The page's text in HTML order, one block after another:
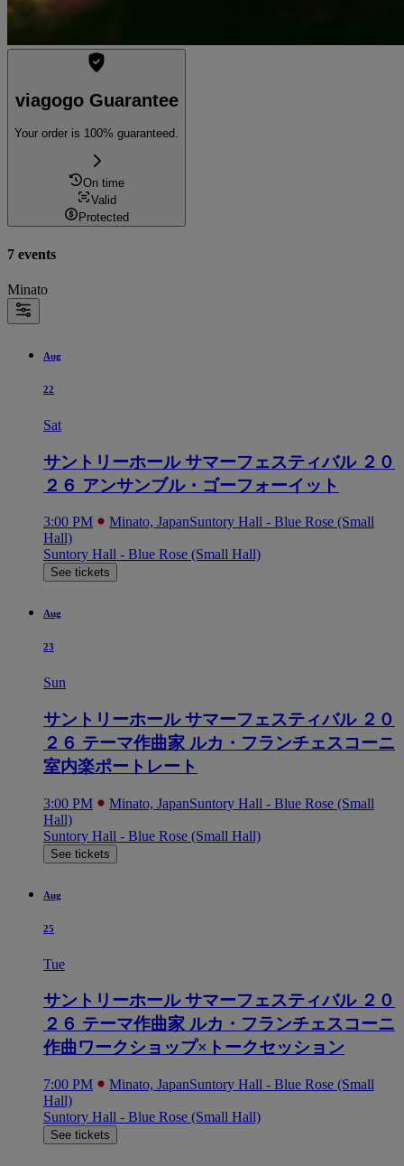
viagogo Guarantee
Your order is 100% guaranteed.
On time
Valid
Protected
7 events
Minato
Aug
22
Sat
サントリーホール サマーフェスティバル ２０
２６ アンサンブル・ゴーフォーイット
3:00 PM Minato, JapanSuntory Hall - Blue Rose (Small
Hall)
Suntory Hall - Blue Rose (Small Hall)
See tickets
Aug
23
Sun
サントリーホール サマーフェスティバル ２０
２６ テーマ作曲家 ルカ・フランチェスコーニ
室内楽ポートレート
3:00 PM Minato, JapanSuntory Hall - Blue Rose (Small
Hall)
Suntory Hall - Blue Rose (Small Hall)
See tickets
Aug
25
Tue
サントリーホール サマーフェスティバル ２０
２６ テーマ作曲家 ルカ・フランチェスコーニ
作曲ワークショップ×トークセッション
7:00 PM Minato, JapanSuntory Hall - Blue Rose (Small
Hall)
Suntory Hall - Blue Rose (Small Hall)
See tickets